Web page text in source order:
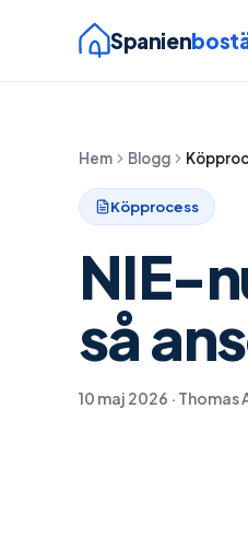
Spanien
Hem Blogg
Köpprocess
NIE-
så
10 maj 2026 · Thomas